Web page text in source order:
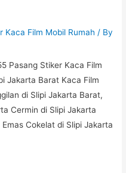
Kaca Film Mobil Rumah / By
Pasang Stiker Kaca Film
Jakarta Barat Kaca Film
di Slipi Jakarta Barat,
Cermin di Slipi Jakarta
Cokelat di Slipi Jakarta